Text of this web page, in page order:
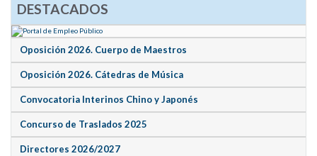
DESTACADOS
Oposición 2026. Cuerpo de Maestros
Oposición 2026. Cátedras de Música
Convocatoria Interinos Chino y Japonés
Concurso de Traslados 2025
Directores 2026/2027